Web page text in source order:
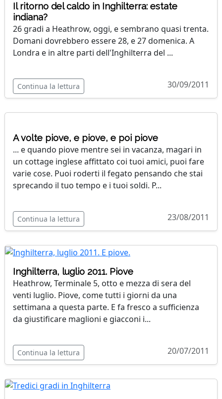
Il ritorno del caldo in Inghilterra: estate
indiana?
26 gradi a Heathrow, oggi, e sembrano quasi trenta.
Domani dovrebbero essere 28, e 27 domenica. A
Londra e in altre parti dell'Inghilterra del ...
Continua la lettura 30/09/2011
A volte piove, e piove, e poi piove
... e quando piove mentre sei in vacanza, magari in
un cottage inglese affittato coi tuoi amici, puoi fare
varie cose. Puoi roderti il fegato pensando che stai
sprecando il tuo tempo e i tuoi soldi. P...
Continua la lettura 23/08/2011
Inghilterra, luglio 2011. Piove
Heathrow, Terminale 5, otto e mezza di sera del
venti luglio. Piove, come tutti i giorni da una
settimana a questa parte. E fa fresco a sufficienza
da giustificare maglioni e giacconi i...
Continua la lettura 20/07/2011